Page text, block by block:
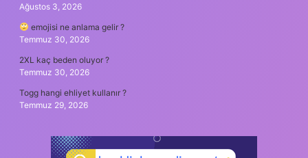
Ağustos 3, 2026
emojisi ne anlama gelir ?
Temmuz 30, 2026
2XL kaç beden oluyor ?
Temmuz 30, 2026
Togg hangi ehliyet kullanır ?
Temmuz 29, 2026